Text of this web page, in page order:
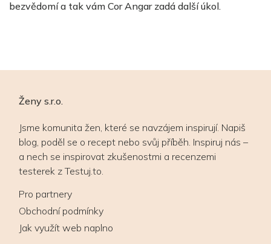
bezvědomí a tak vám Cor Angar zadá další úkol.
Ženy s.r.o.
Jsme komunita žen, které se navzájem inspirují. Napiš
blog, poděl se o recept nebo svůj příběh. Inspiruj nás –
a nech se inspirovat zkušenostmi a recenzemi
testerek z Testuj.to.
Pro partnery
Obchodní podmínky
Jak využít web naplno